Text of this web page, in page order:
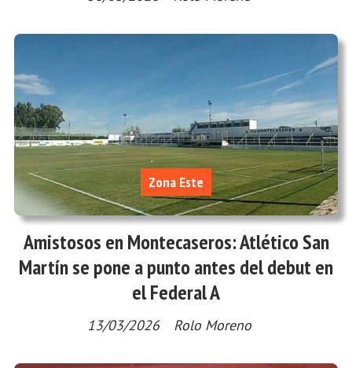
Amistosos en Montecaseros: Atlético San
Martín se pone a punto antes del debut en
el Federal A
Rolo Moreno
Zona Este
13/03/2026